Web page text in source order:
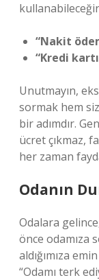
“Nakit
“Kredi
Unutmayın,
sormak hem
bir adımdır.
ücret çıkmaz,
her zaman
Odanın
Odalara
önce odamıza
aldığımıza
“Odamı terk